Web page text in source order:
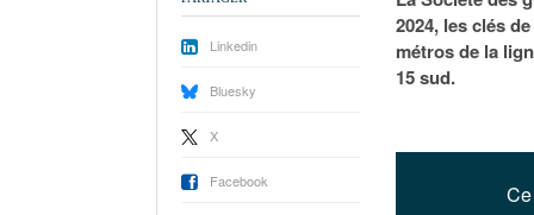
2024, les clés
métros de la
15 sud.
Linkedin
Bluesky
X
Facebook